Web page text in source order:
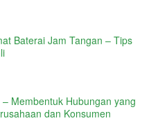
Baterai Jam Tangan – Tips
Membentuk Hubungan yang
dan Konsumen